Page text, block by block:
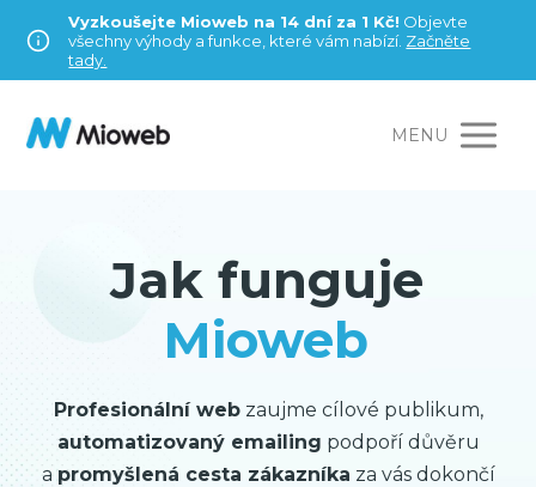
Vyzkoušejte Mioweb na 14 dní za 1 Kč! Objevte
všechny výhody a funkce, které vám nabízí. Začněte
tady.
MENU
Jak funguje
Mioweb
Profesionální webzaujme cílové publikum,
automatizovaný emailing podpoří důvěru
a promyšlená cesta zákazníka za vás dokončí